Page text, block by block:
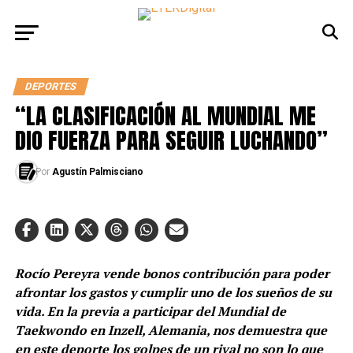
DEPORTES
“LA CLASIFICACIÓN AL MUNDIAL ME
DIO FUERZA PARA SEGUIR LUCHANDO”
Por Agustín Palmisciano
Rocío Pereyra vende bonos contribución para poder
afrontar los gastos y cumplir uno de los sueños de su
vida. En la previa a participar del Mundial de
Taekwondo en Inzell, Alemania, nos demuestra que
en este deporte los golpes de un rival no son lo que